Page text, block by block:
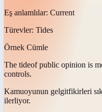
Eş anlamlılar: Current
Türevler: Tides
Örnek Cümle
The tideof public opinion is
controls.
Kamuoyunun gelgitfikirleri
ilerliyor.